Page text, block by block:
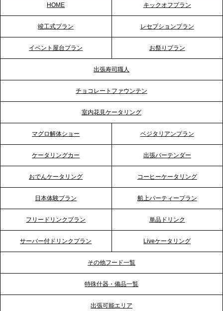
2026.5.20
プレスリリースのご案内｜ケータリングのセカンド
2026.5.12
プレスリリースのご案内｜ケータリングのセカンド
2026.4.21
プレスリリースのご案内｜「温かな食」が会話のス
イッチに。新入社員研修で《食体験としてのケータ
プレスリリースのご案内｜ケータリングのセカンド
テーブル、横浜事務所を新設。神奈川エリアのサー
ビス提供体制を強化し、質の高い「場づくり」をサ
TBS「Nスタ」で、2ndTable「1DISH」の花見オー
HOME キックオフプラン
竣工式プラン レセプションプラン
イベント屋台プラン お祭りプラン
出張寿司職人
チョコレートファウンテン
室内花見ケータリング
マグロ解体ショー ベジタリアンプラン
ケータリングカー 出張バーテンダー
おでんケータリング コーヒーケータリング
日本体験プラン 船上パーティープラン
フリードリンクプラン 単品ドリンク
サーバー付ドリンクプラン Liveケータリング
その他フード一覧
特殊什器・備品一覧
出張可能エリア